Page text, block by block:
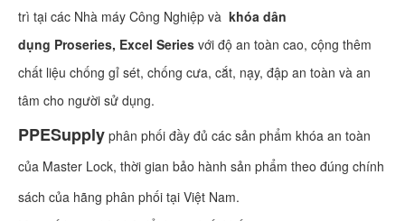
trì tại các Nhà máy Công Nghiệp và khóa dân
dụng Proseries, Excel Series với độ an toàn cao, cộng thêm
chất liệu chống gỉ sét, chống cưa, cắt, nạy, đập an toàn và an
tâm cho người sử dụng.
PPESupply phân phối đầy đủ các sản phẩm khóa an toàn
của Master Lock, thời gian bảo hành sản phẩm theo đúng chính
sách của hãng phân phối tại Việt Nam.